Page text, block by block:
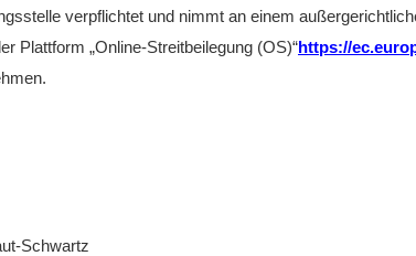
verpflichtet und nimmt an einem
Plattform „Online-Streitbeilegung (OS)“https://
Schwartz